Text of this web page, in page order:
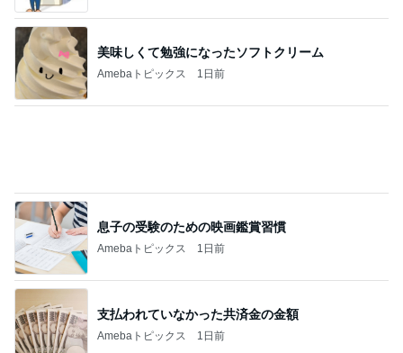
美味しくて勉強になったソフトクリーム
Amebaトピックス 1日前
支払われていなかった共済金の金額
Amebaトピックス 1日前